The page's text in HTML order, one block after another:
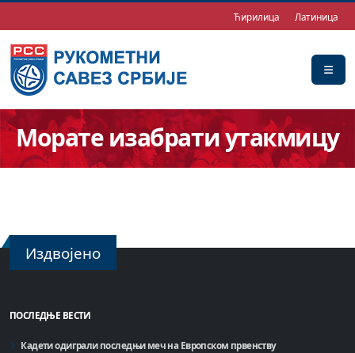
Ћирилица Латиница
Морате изабрати утакмицу
Издвојено
ПОСЛЕДЊЕ ВЕСТИ
Кадети одиграли последњи меч на Европском првенству